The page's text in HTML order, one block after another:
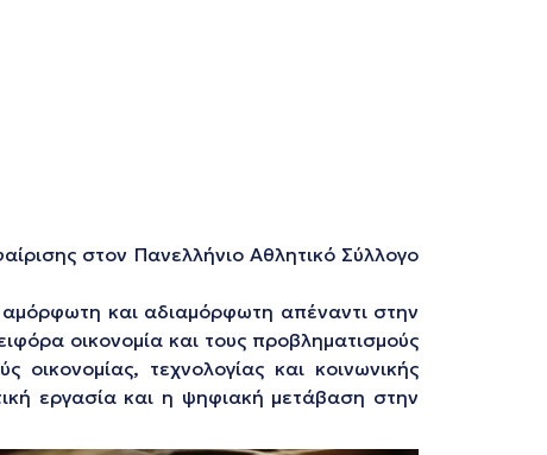
στον Πανελλήνιο Αθλητικό Σύλλογο
και αδιαμόρφωτη απέναντι στην
οικονομία και τους προβληματισμούς
τεχνολογίας και κοινωνικής
εργασία και η ψηφιακή μετάβαση στην